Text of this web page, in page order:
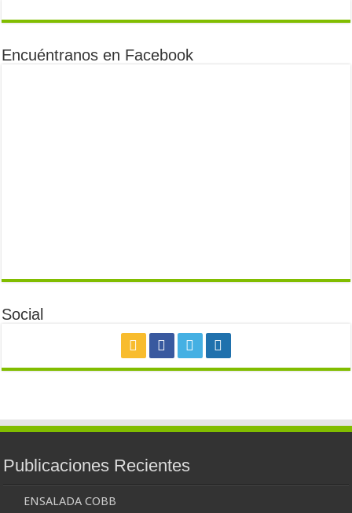
Encuéntranos en Facebook
Social
Publicaciones Recientes
ENSALADA COBB